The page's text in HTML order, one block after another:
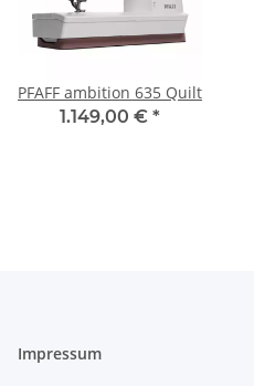
PFAFF ambition 635 Quilt
1.149,00 € *
Impressum